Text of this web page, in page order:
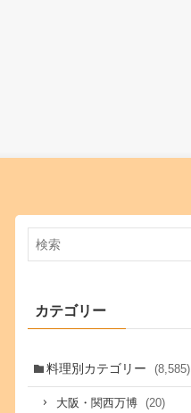
カテゴリー
料理別カテゴリー (8,585)
大阪・関西万博 (20)